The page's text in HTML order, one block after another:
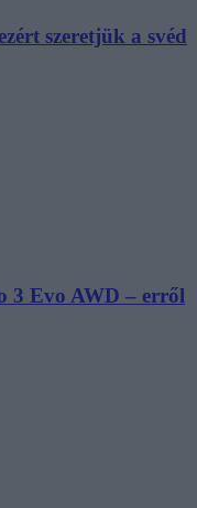
szeretjük a svéd
3 Evo AWD – erről